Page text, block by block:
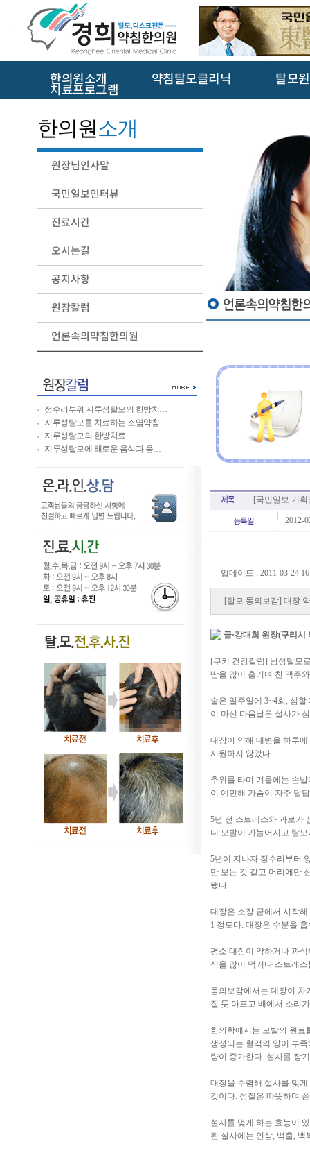
한의원소개 약침탈모클리닉 탈모
치료프로그램
한의원소개
원장님인사말
국민일보인터뷰
진료시간
오시는길
공지사항
원장칼럼
언론속의약침한의원
정수리부위 지루성탈모의 한방치…
지루성탈모를 치료하는 소염약침
지루성탈모의 한방치료
지루성탈모에 해로운 음식과 음…
[국민일보 기
2012-
업데이트 : 2011-03-24
[탈모 동의보감] 대장
글·강대희 원장(구리시
[쿠키 건강칼럼] 남성탈모
땀을 많이 흘리며 찬 맥주
술은 일주일에 3~4회, 심
이 마신 다음날은 설사가
대장이 약해 대변을 하루
시원하지 않았다.
추위를 타며 겨울에는 손
이 예민해 가슴이 자주 답
5년 전 스트레스와 과로가
니 모발이 가늘어지고 탈
5년이 지나자 정수리부터
만 보는 것 같고 머리에만
됐다.
대장은 소장 끝에서 시작
1 정도다. 대장은 수분을
평소 대장이 약하거나 과
식을 많이 먹거나 스트레
동의보감에서는 대장이 차
질 듯 아프고 배에서 소리
한의학에서는 모발의 원료
생성되는 혈액의 양이 부
량이 증가한다. 설사를 장
대장을 수렴해 설사를 멎
것이다. 성질은 따뜻하며
설사를 멎게 하는 효능이
된 설사에는 인삼, 백출,